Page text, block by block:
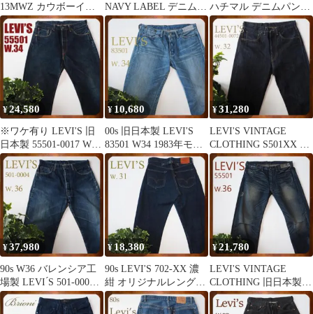
13MWZ カウボーイカ
ット W34
NAVY LABEL デニムパ
ンツ ARKnets
ハチマル デニムパンツ
USA製
¥24,580
※ワケ有り LEVI'S 旧
日本製 55501-0017 W34
1955復刻
¥ 10,680
00s 旧日本製 LEVI'S
83501 W34 1983年モデ
ル復刻 赤耳
¥31,280
LEVI'S VINTAGE
CLOTHING S501XX 大
戦モデル W32
¥37,980
90s W36 バレンシア工
場製 LEVI ́S 501-0004
裏555
¥18,380
90s LEVI'S 702-XX 濃
紺 オリジナルレングス
シンチバックW31
¥21,780
LEVI'S VINTAGE
CLOTHING 旧日本製
55501 w36